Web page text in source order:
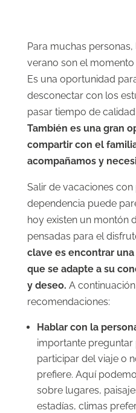
Para muchas
verano son el
Es una oportunidad
desconectar con los
pasar tiempo de
También es una gran
compartir con el
acompañamos y
Salir de vacaciones
dependencia puede
hoy existen un montón
pensadas para el
clave es encontrar
que se adapte a su
y deseo. A
recomendaciones:
Hablar con la
importante preguntar
participar del viaje o
prefiere. Aquí
sobre lugares,
estadías, climas